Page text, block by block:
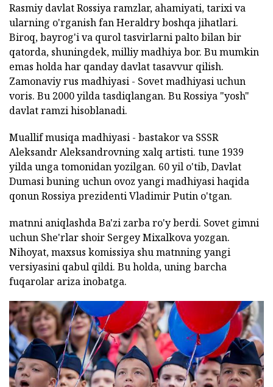
Rasmiy davlat Rossiya ramzlar, ahamiyati, tarixi va
ularning o'rganish fan Heraldry boshqa jihatlari.
Biroq, bayrog'i va qurol tasvirlarni palto bilan bir
qatorda, shuningdek, milliy madhiya bor. Bu mumkin
emas holda har qanday davlat tasavvur qilish.
Zamonaviy rus madhiyasi - Sovet madhiyasi uchun
voris. Bu 2000 yilda tasdiqlangan. Bu Rossiya "yosh"
davlat ramzi hisoblanadi.
Muallif musiqa madhiyasi - bastakor va SSSR
Aleksandr Aleksandrovning xalq artisti. tune 1939
yilda unga tomonidan yozilgan. 60 yil o'tib, Davlat
Dumasi buning uchun ovoz yangi madhiyasi haqida
qonun Rossiya prezidenti Vladimir Putin o'tgan.
matnni aniqlashda Ba'zi zarba ro'y berdi. Sovet gimni
uchun She'rlar shoir Sergey Mixalkova yozgan.
Nihoyat, maxsus komissiya shu matnning yangi
versiyasini qabul qildi. Bu holda, uning barcha
fuqarolar ariza inobatga.